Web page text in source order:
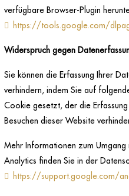
verfügbare Browser-Plugin
https://tools.google.com/
Widerspruch gegen
Sie können die Erfassung Ihrer
verhindern, indem Sie auf
Cookie gesetzt, der die
Besuchen dieser Website
Mehr Informationen zum
Analytics finden Sie in der
https://support.google.com/